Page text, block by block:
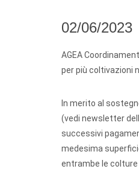
02/06/2023
AGEA
per più coltivazioni
In merito al
(vedi newsletter
successivi
medesima
entrambe le colture